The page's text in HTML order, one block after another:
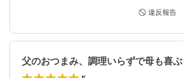
違反報告
父のおつまみ、調理いらずで母も喜ぶ